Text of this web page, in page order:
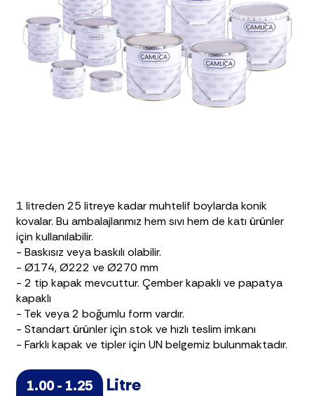
1 litreden 25 litreye kadar muhtelif boylarda konik
kovalar. Bu ambalajlarımız hem sıvı hem de katı ürünler
için kullanılabilir.
- Baskısız veya baskılı olabilir.
- Ø174, Ø222 ve Ø270 mm
- 2 tip kapak mevcuttur. Çember kapaklı ve papatya
kapaklı
- Tek veya 2 boğumlu form vardır.
- Standart ürünler için stok ve hızlı teslim imkanı
- Farklı kapak ve tipler için UN belgemiz bulunmaktadır.
1.00 - 1.25 Litre